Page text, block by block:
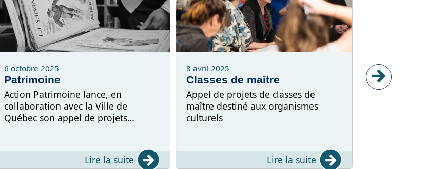
6 octobre 2025
Patrimoine
Action Patrimoine lance, en
collaboration avec la Ville de
Québec son appel de projets
Lire la suite
8 avril 2025
Classes de maître
Appel de projets de classes de
maître destiné aux organismes
culturels
Lire la suite
28 janvier 2025
Patrimoine